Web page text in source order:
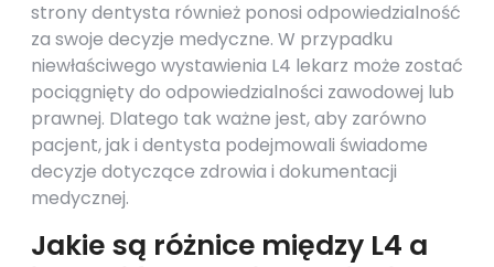
strony dentysta również ponosi odpowiedzialność
za swoje decyzje medyczne. W przypadku
niewłaściwego wystawienia L4 lekarz może zostać
pociągnięty do odpowiedzialności zawodowej lub
prawnej. Dlatego tak ważne jest, aby zarówno
pacjent, jak i dentysta podejmowali świadome
decyzje dotyczące zdrowia i dokumentacji
medycznej.
Jakie są różnice między L4 a